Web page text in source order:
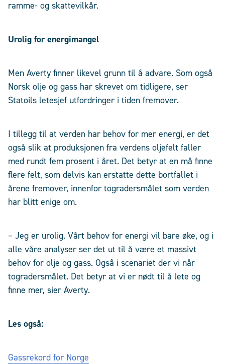
ramme- og skattevilkår.
Urolig for energimangel
Men Averty finner likevel grunn til å advare. Som også
Norsk olje og gass har skrevet om tidligere, ser
Statoils letesjef utfordringer i tiden fremover.
I tillegg til at verden har behov for mer energi, er det
også slik at produksjonen fra verdens oljefelt faller
med rundt fem prosent i året. Det betyr at en må finne
flere felt, som delvis kan erstatte dette bortfallet i
årene fremover, innenfor togradersmålet som verden
har blitt enige om.
– Jeg er urolig. Vårt behov for energi vil bare øke, og i
alle våre analyser ser det ut til å være et massivt
behov for olje og gass. Også i scenariet der vi når
togradersmålet. Det betyr at vi er nødt til å lete og
finne mer, sier Averty.
Les også:
Gassrekord for Norge